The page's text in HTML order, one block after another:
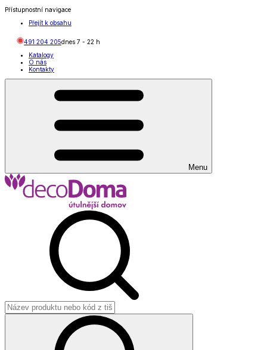
Přístupnostní navigace
Přejít k obsahu
491 204 205dnes 7 - 22 h
Katalogy
O nás
Kontakty
Menu